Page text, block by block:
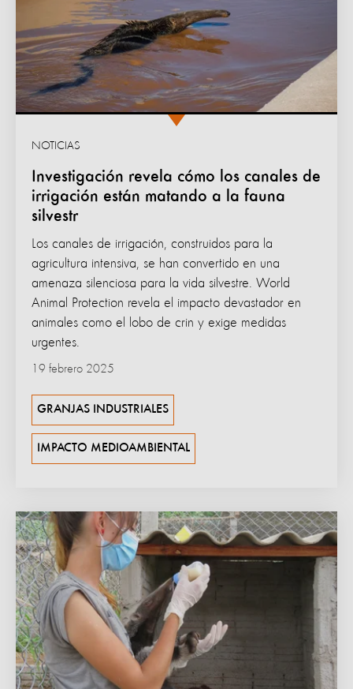
Investigación revela cómo los canales de
irrigación están matando a la fauna
silvestr
NOTICIAS
Los canales de irrigación, construidos para la
agricultura intensiva, se han convertido en una
amenaza silenciosa para la vida silvestre. World
Animal Protection revela el impacto devastador en
animales como el lobo de crin y exige medidas
urgentes.
19 febrero 2025
GRANJAS INDUSTRIALES
IMPACTO MEDIOAMBIENTAL